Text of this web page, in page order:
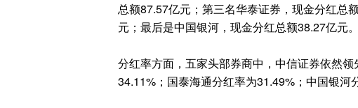
总额87.57亿元；第三名华泰证券，现金分红总
元；最后是中国银河，现金分红总额38.27亿元。
分红率方面，五家头部券商中，中信证券依然
34.11%；国泰海通分红率为31.49%；中国银河